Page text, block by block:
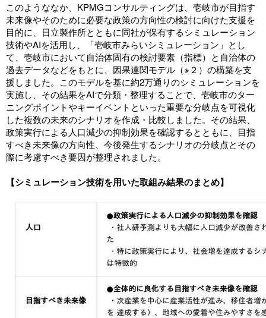
このようななか、KPMGコンサルティングは、壱岐市が目指す
未来像やそのために必要な政策の方向性の検討に向けた支援を
目的に、日立製作所とともに同社が保有するシミュレーション
技術やAIを活用し、「壱岐市みらいシミュレーション」とし
て、壱岐市において自治体固有の検討要素（指標）と自治体の
過去データなどをもとに、因果連関モデル（※２）の構築を支
援しました。このモデルを基に約2万通りのシミュレーションを
実施し、その結果をAIで分類・整理することで、壱岐市のター
ニングポイントやキーイベントといった重要な分岐点を可視化
した複数の未来のシナリオを作成・比較しました。その結果、
政策実行による人口減少の抑制効果を確認するとともに、目指
すべき未来像の方向性、今後発生するシナリオの分岐点とその
際に考慮すべき要因が整理されました。
【シミュレーション技術を用いた取組み結果のまとめ】